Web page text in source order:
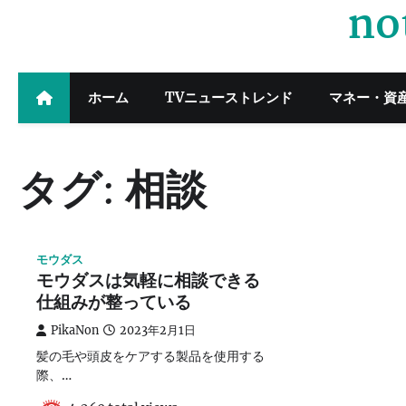
ホーム TVニューストレンド マネー・資
タグ:相談
モウダス
モウダスは気軽に相談できる
仕組みが整っている
PikaNon 2023年2月1日
髪の毛や頭皮をケアする製品を使用する
際、…